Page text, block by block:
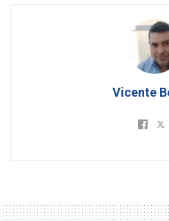
Vicente